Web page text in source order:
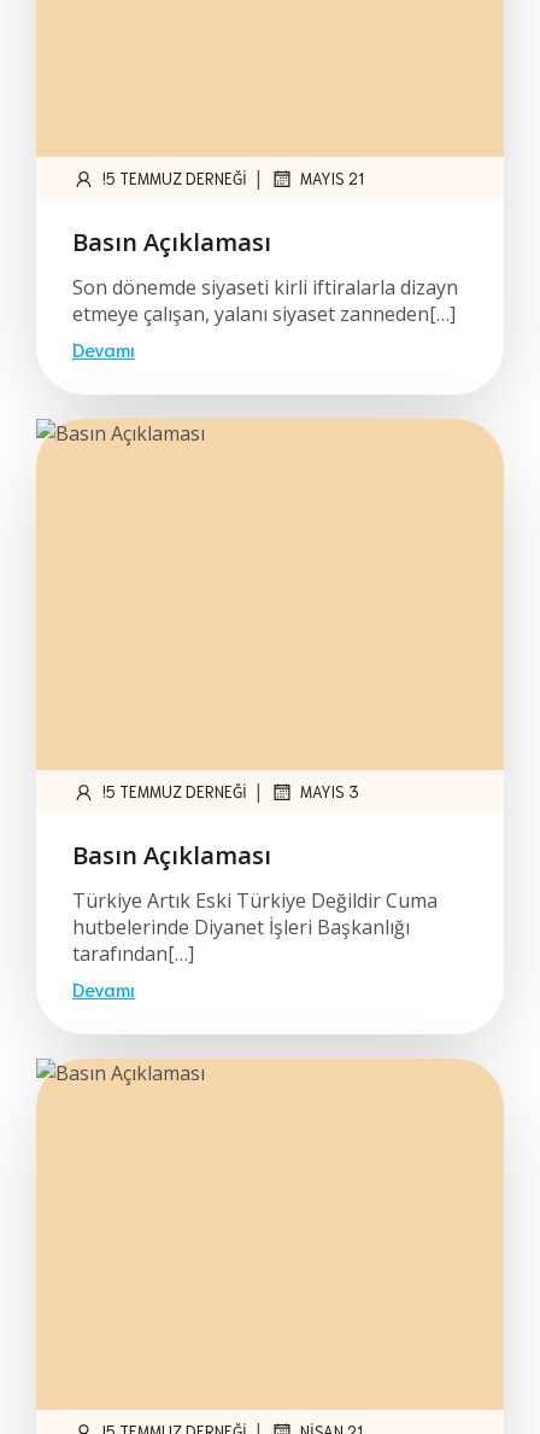
!5 TEMMUZ DERNEĞI | MAYIS 21
Basın Açıklaması
Son dönemde siyaseti kirli iftiralarla dizayn
etmeye çalışan, yalanı siyaset zanneden[…]
Devamı
!5 TEMMUZ DERNEĞI | MAYIS 3
Basın Açıklaması
Türkiye Artık Eski Türkiye Değildir Cuma
hutbelerinde Diyanet İşleri Başkanlığı
tarafından[…]
Devamı